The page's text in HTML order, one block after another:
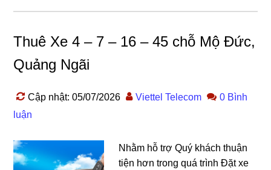
Thuê Xe 4 – 7 – 16 – 45 chỗ Mộ Đức,
Quảng Ngãi
Cập nhật: 05/07/2026 Viettel Telecom
0 Bình
luận
Nhằm hỗ trợ Quý khách thuận
tiện hơn trong quá trình Đặt xe